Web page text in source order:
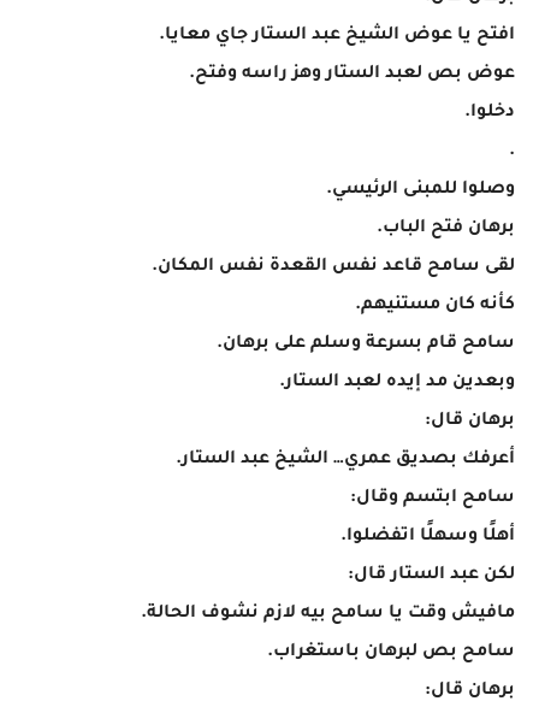
افتح يا عوض الشيخ عبد الستار جاي معايا.
عوض بص لعبد الستار وهز راسه وفتح.
دخلوا.
.
وصلوا للمبنى الرئيسي.
برهان فتح الباب.
لقى سامح قاعد نفس القعدة نفس المكان.
كأنه كان مستنيهم.
سامح قام بسرعة وسلم على برهان.
وبعدين مد إيده لعبد الستار.
برهان قال:
أعرفك بصديق عمري… الشيخ عبد الستار.
سامح ابتسم وقال:
أهلًا وسهلًا اتفضلوا.
لكن عبد الستار قال:
مافيش وقت يا سامح بيه لازم نشوف الحالة.
سامح بص لبرهان باستغراب.
برهان قال: